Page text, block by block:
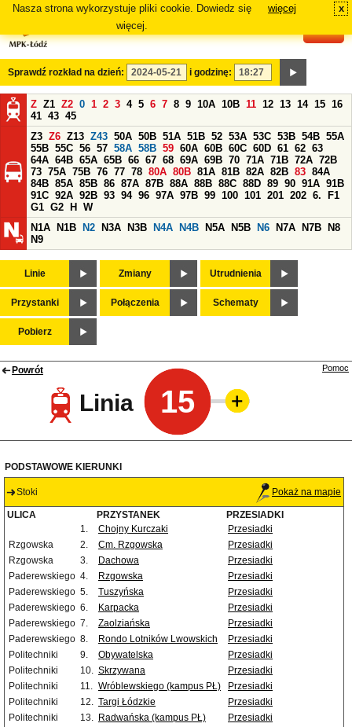
Nasza strona wykorzystuje pliki cookie. Dowiedz się
więcej.
więcej x
Sprawdź rozkład na dzień: i godzinę:
Z Z1 Z2 0 1 2 3 4 5 6 7 8 9 10A 10B 11 12 13 14 15 16
41 43 45
Z3 Z6 Z13 Z43 50A 50B 51A 51B 52 53A 53C 53B 54B 55A
55B 55C 56 57 58A 58B 59 60A 60B 60C 60D 61 62 63
64A 64B 65A 65B 66 67 68 69A 69B 70 71A 71B 72A 72B
73 75A 75B 76 77 78 80A 80B 81A 81B 82A 82B 83 84A
84B 85A 85B 86 87A 87B 88A 88B 88C 88D 89 90 91A 91B
91C 92A 92B 93 94 96 97A 97B 99 100 101 201 202 6.
F1
G1 G2 H
W
N1A
N1B N2 N3A N3B N4A N4B N5A N5B N6 N7A N7B
N8
N9
Linie Zmiany Utrudnienia
Przystanki Połączenia Schematy
Pobierz
Powrót
Linia 15
Pomoc
PODSTAWOWE KIERUNKI
Stoki Pokaż na mapie
ULICA PRZYSTANEK
PRZESIADKI
1.
Chojny Kurczaki
Przesiadki
Rzgowska
2. Cm. Rzgowska
Przesiadki
Rzgowska
3. Dachowa
Przesiadki
Paderewskiego 4. Rzgowska
Przesiadki
Paderewskiego 5. Tuszyńska
Przesiadki
Paderewskiego 6. Karpacka
Przesiadki
Paderewskiego 7. Zaolziańska
Przesiadki
Paderewskiego 8. Rondo Lotników Lwowskich
Przesiadki
Politechniki
9. Obywatelska
Przesiadki
Politechniki
10. Skrzywana
Przesiadki
Politechniki
11. Wróblewskiego (kampus PŁ)
Przesiadki
Politechniki
12. Targi Łódzkie
Przesiadki
Politechniki
13. Radwańska (kampus PŁ)
Przesiadki